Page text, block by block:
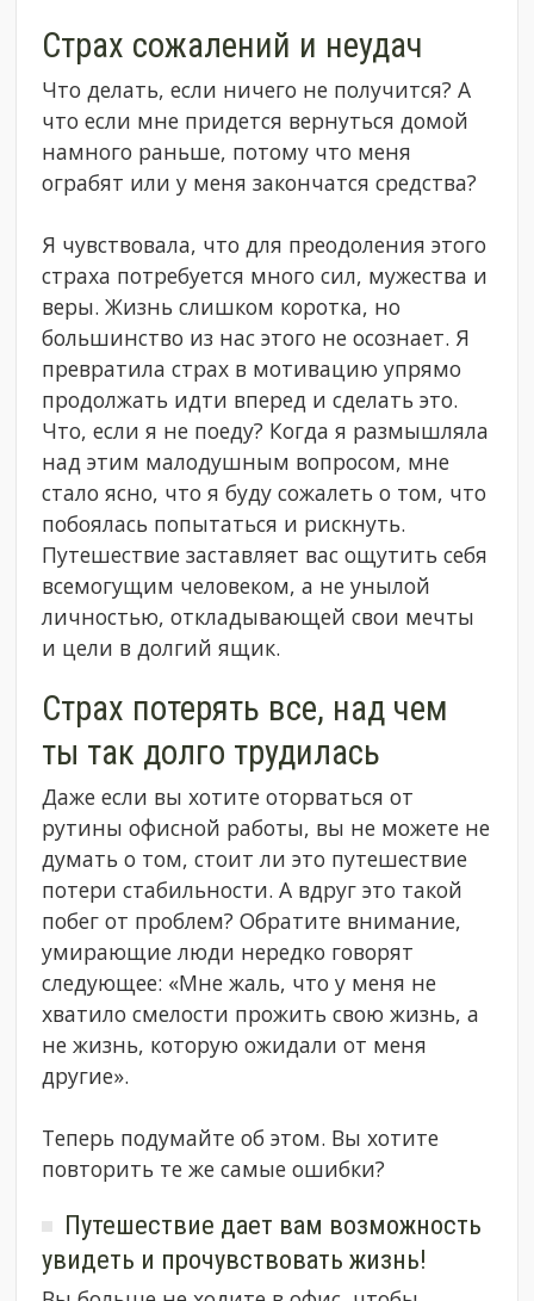
Страх сожалений и неудач
Что делать, если ничего не получится? А
что если мне придется вернуться домой
намного раньше, потому что меня
ограбят или у меня закончатся средства?
Я чувствовала, что для преодоления этого
страха потребуется много сил, мужества и
веры. Жизнь слишком коротка, но
большинство из нас этого не осознает. Я
превратила страх в мотивацию упрямо
продолжать идти вперед и сделать это.
Что, если я не поеду? Когда я размышляла
над этим малодушным вопросом, мне
стало ясно, что я буду сожалеть о том, что
побоялась попытаться и рискнуть.
Путешествие заставляет вас ощутить себя
всемогущим человеком, а не унылой
личностью, откладывающей свои мечты
и цели в долгий ящик.
Страх потерять все, над чем
ты так долго трудилась
Даже если вы хотите оторваться от
рутины офисной работы, вы не можете не
думать о том, стоит ли это путешествие
потери стабильности. А вдруг это такой
побег от проблем? Обратите внимание,
умирающие люди нередко говорят
следующее: «Мне жаль, что у меня не
хватило смелости прожить свою жизнь, а
не жизнь, которую ожидали от меня
другие».
Теперь подумайте об этом. Вы хотите
повторить те же самые ошибки?
Путешествие дает вам возможность
увидеть и прочувствовать жизнь!